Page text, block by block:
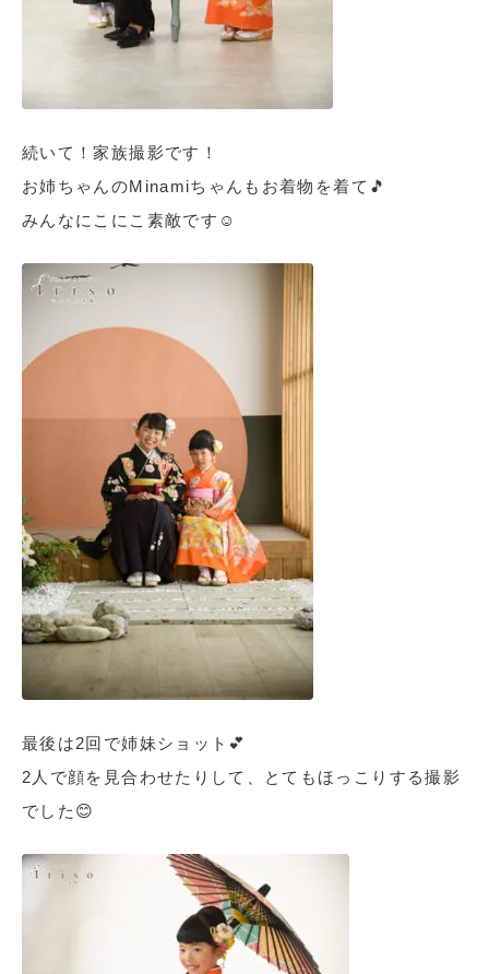
続いて！家族撮影です！
お姉ちゃんのMinamiちゃんもお着物を着て🎵
みんなにこにこ素敵です☺
最後は2回で姉妹ショット💕
2人で顔を見合わせたりして、とてもほっこりする撮影
でした😊